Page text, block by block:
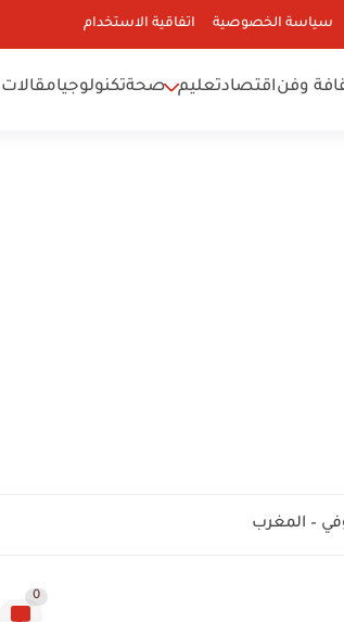
سياسة الخصوصية اتفاقية الاستخدام
وفناقتصادتعليم صحةتكنولوجيامقالات
– المغرب
0